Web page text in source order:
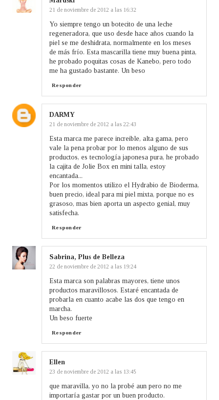
21 de noviembre de 2012 a las 16:32
Yo siempre tengo un botecito de una leche
regeneradora, que uso desde hace años cuando la
piel se me deshidrata, normalmente en los meses
de más frío. Esta mascarilla tiene muy buena pinta,
he probado poquitas cosas de Kanebo, pero todo
me ha gustado bastante. Un beso
Responder
DARMY
21 de noviembre de 2012 a las 22:43
Esta marca me parece increible, alta gama, pero
vale la pena probar por lo menos alguno de sus
productos, es tecnología japonesa pura, he probado
la cajita de Jolie Box en mini talla, estoy
encantada...
Por los momentos utilizo el Hydrabio de Bioderma,
buen precio, ideal para mi piel mixta, porque no es
grasoso, mas bien aporta un aspecto genial, muy
satisfecha.
Responder
Sabrina, Plus de Belleza
22 de noviembre de 2012 a las 19:24
Esta marca son palabras mayores, tiene unos
productos maravillosos. Estaré encantada de
probarla en cuanto acabe las dos que tengo en
marcha.
Un beso fuerte
Responder
Ellen
23 de noviembre de 2012 a las 13:45
que maravilla, yo no la probé aun pero no me
importaría gastar por un buen producto.